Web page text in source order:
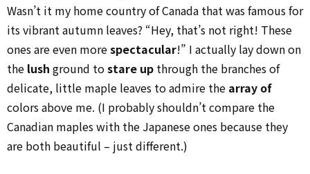
Wasn’t it my home country of Canada that was famous for
its vibrant autumn leaves? “Hey, that’s not right! These
ones are even morespectacular!” I actually lay down on
the lush ground tostare up through the branches of
delicate, little maple leaves to admire the array of
colors above me. (I probably shouldn’t compare the
Canadian maples with the Japanese ones because they
are both beautiful – just different.)